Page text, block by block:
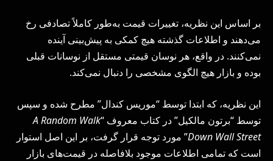
بر اساس این نظریه، تغییرات قیمت به‌طور کاملاً تصادفی رخ
می‌دهند و اطلاعات گذشته هیچ کمکی به پیش‌بینی آینده
نمی‌کنند. در واقع، هر نوسان قیمتی مستقل از نوسانات قبلی
بوده و بازار هیچ الگوی مشخصی را دنبال نمی‌کند.
این نظریه، که ابتدا توسط “موریس کندال” مطرح شده و سپس
توسط “برتون مالکیل” در کتاب معروف “A Random Walk
Down Wall Street” مورد توجه قرار گرفت، بر این اصل استوار
است که تمامی اطلاعات موجود بلافاصله در قیمت‌های بازار